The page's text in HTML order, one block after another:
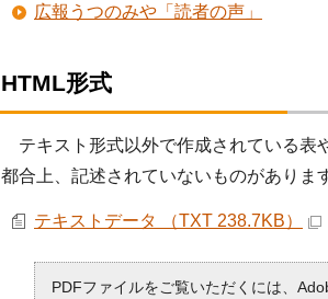
広報うつのみや「読者の声」
HTML形式
テキスト形式以外で作成されている表
都合上、記述されていないものがありま
テキストデータ （TXT 238.7KB）
PDFファイルをご覧いただくには、